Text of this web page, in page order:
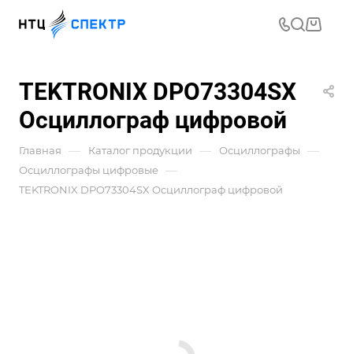
TEKTRONIX DPO73304SX
Осциллограф цифровой
Главная — Каталог продукции — Осциллографы —
Осциллографы цифровые —
TEKTRONIX DPO73304SX Осциллограф цифровой